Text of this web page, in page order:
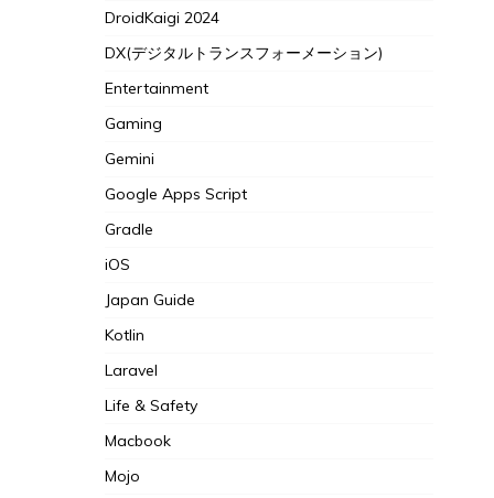
DroidKaigi 2024
DX(デジタルトランスフォーメーション)
Entertainment
Gaming
Gemini
Google Apps Script
Gradle
iOS
Japan Guide
Kotlin
Laravel
Life & Safety
Macbook
Mojo